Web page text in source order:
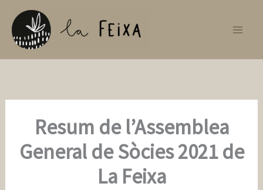
contingut
Resum de l’Assemblea
General de Sòcies 2021 de
La Feixa